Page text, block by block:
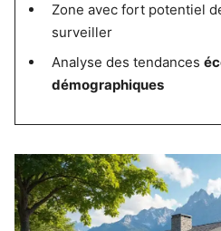
Zone avec fort potentiel
surveiller
Analyse des tendances
démographiques